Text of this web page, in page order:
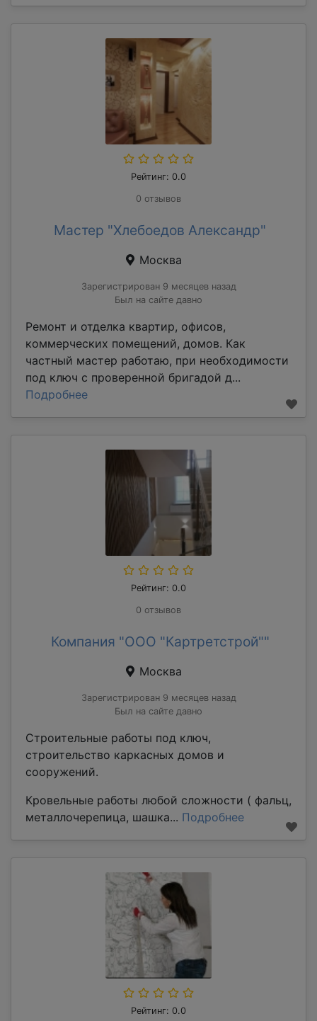
Рейтинг: 0.0
0 отзывов
Мастер "Хлебоедов Александр"
Москва
Зарегистрирован 9 месяцев назад
Был на сайте давно
Ремонт и отделка квартир, офисов,
коммерческих помещений, домов. Как
частный мастер работаю, при необходимости
под ключ с проверенной бригадой д...
Подробнее
Рейтинг: 0.0
0 отзывов
Компания "ООО "Картретстрой""
Москва
Зарегистрирован 9 месяцев назад
Был на сайте давно
Строительные работы под ключ,
строительство каркасных домов и
сооружений.
Кровельные работы любой сложности ( фальц,
металлочерепица, шашка... Подробнее
Рейтинг: 0.0